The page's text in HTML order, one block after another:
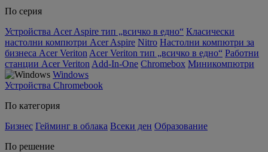
По серия
Устройства Acer Aspire тип „всичко в едно“ Класически
настолни компютри Acer Aspire Nitro Настолни компютри за
бизнеса Acer Veriton Acer Veriton тип „всичко в едно“ Работни
станции Acer Veriton Add-In-One Chromebox Миникомпютри
Windows
Устройства Chromebook
По категория
Бизнес Гейминг в облака Всеки ден Образование
По решение